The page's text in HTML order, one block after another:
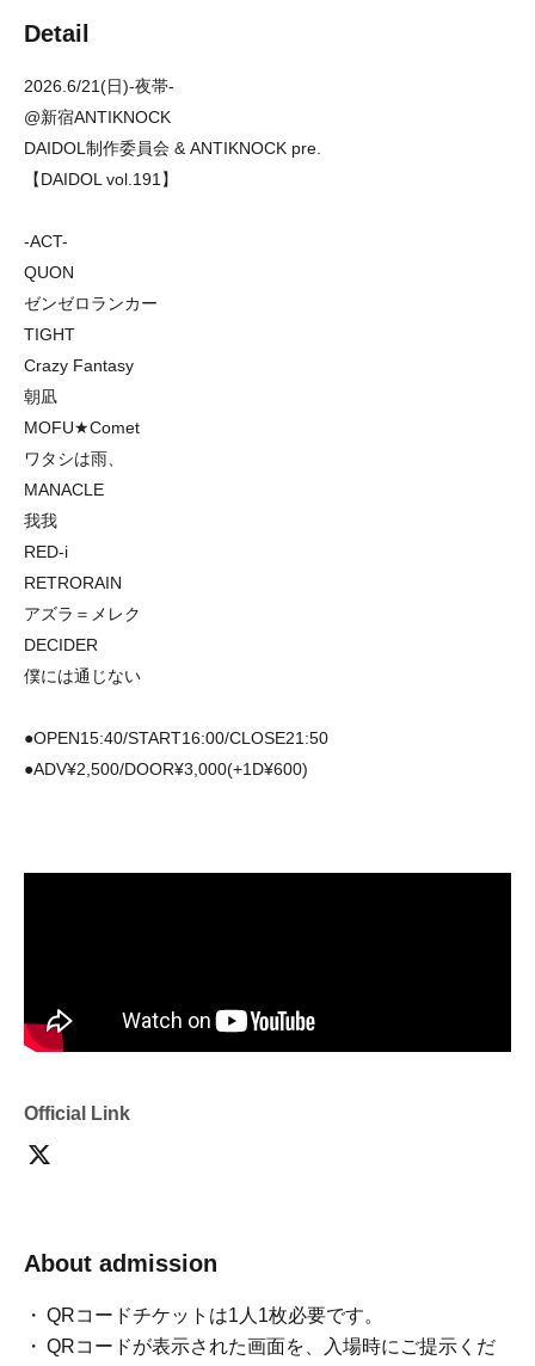
Detail
2026.6/21(日)-夜帯-
@新宿ANTIKNOCK
DAIDOL制作委員会 & ANTIKNOCK pre.
【DAIDOL vol.191】
-ACT-
QUON
ゼンゼロランカー
TIGHT
Crazy Fantasy
朝凪
MOFU★Comet
ワタシは雨、
MANACLE
我我
RED-i
RETRORAIN
アズラ＝メレク
DECIDER
僕には通じない
●OPEN15:40/START16:00/CLOSE21:50
●ADV¥2,500/DOOR¥3,000(+1D¥600)
Official Link
About admission
QRコードチケットは1人1枚必要です。
QRコードが表示された画面を、入場時にご提示くだ